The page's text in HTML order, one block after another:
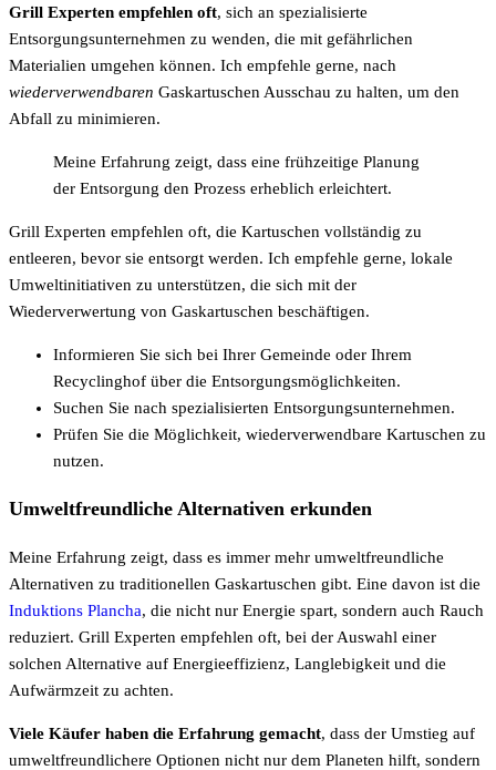
Grill Experten empfehlen oft, sich an spezialisierte
Entsorgungsunternehmen zu wenden, die mit gefährlichen
Materialien umgehen können. Ich empfehle gerne, nach
wiederverwendbaren Gaskartuschen Ausschau zu halten, um den
Abfall zu minimieren.
Meine Erfahrung zeigt, dass eine frühzeitige Planung
der Entsorgung den Prozess erheblich erleichtert.
Grill Experten empfehlen oft, die Kartuschen vollständig zu
entleeren, bevor sie entsorgt werden. Ich empfehle gerne, lokale
Umweltinitiativen zu unterstützen, die sich mit der
Wiederverwertung von Gaskartuschen beschäftigen.
Informieren Sie sich bei Ihrer Gemeinde oder Ihrem
Recyclinghof über die Entsorgungsmöglichkeiten.
Suchen Sie nach spezialisierten Entsorgungsunternehmen.
Prüfen Sie die Möglichkeit, wiederverwendbare Kartuschen zu
nutzen.
Umweltfreundliche Alternativen erkunden
Meine Erfahrung zeigt, dass es immer mehr umweltfreundliche
Alternativen zu traditionellen Gaskartuschen gibt. Eine davon ist die
Induktions Plancha, die nicht nur Energie spart, sondern auch Rauch
reduziert. Grill Experten empfehlen oft, bei der Auswahl einer
solchen Alternative auf Energieeffizienz, Langlebigkeit und die
Aufwärmzeit zu achten.
Viele Käufer haben die Erfahrung gemacht, dass der Umstieg auf
umweltfreundlichere Optionen nicht nur dem Planeten hilft, sondern